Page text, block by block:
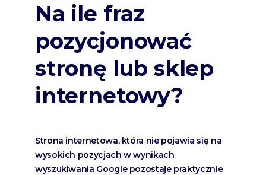
Na ile fraz
pozycjonować
stronę lub sklep
internetowy?
Strona internetowa, która nie pojawia się na
wysokich pozycjach w wynikach
wyszukiwania Google pozostaje praktycznie